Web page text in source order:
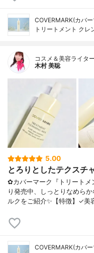
COVERMARK(カバ
トリートメント クレ
コスメ＆美容ライタ
木村 美聡
5.00
とろりとしたテクスチ
✿カバーマーク『トリートメ
り発売中、しっとりなめら
ルクをご紹介✨【特徴】✓美
COVERMARK(カバ